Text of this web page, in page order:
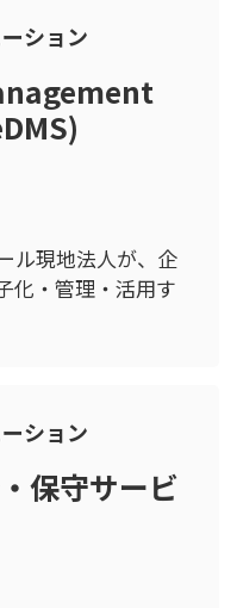
ション
現地法人が、 企
化・ 管理・活用す
ション
保守サービ